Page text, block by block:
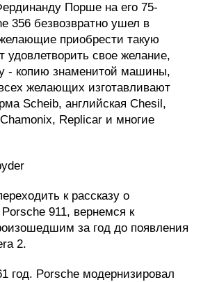
Порше на его 75-
356 безвозвратно ушел в
приобрести такую
удовлетворить свое желание,
- копию знаменитой машины,
желающих изготавливают
Scheib, английская Chesil,
Replicar и многие
к рассказу о
911, вернемся к
за год до появления
2.
год. Porsche модернизировал